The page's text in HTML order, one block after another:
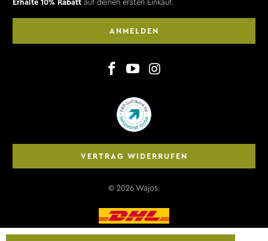
Erhalte 10% Rabatt auf deinen ersten Einkauf.
ANMELDEN
VERTRAG WIDERRUFEN
© 2026 Wajos.